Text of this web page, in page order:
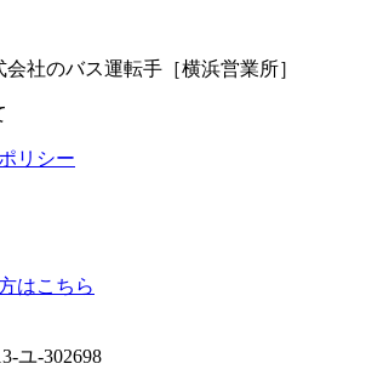
社のバス運転手［横浜営業所］
リシー
はこちら
ユ-302698